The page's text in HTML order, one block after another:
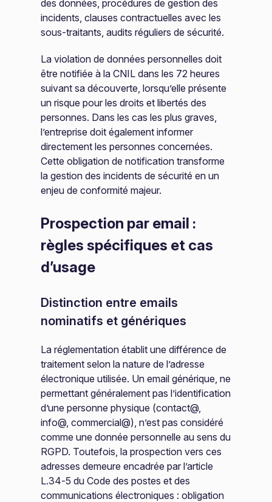
des données, procédures de gestion des
incidents, clauses contractuelles avec les
sous-traitants, audits réguliers de sécurité.
La violation de données personnelles doit
être notifiée à la CNIL dans les 72 heures
suivant sa découverte, lorsqu’elle présente
un risque pour les droits et libertés des
personnes. Dans les cas les plus graves,
l’entreprise doit également informer
directement les personnes concernées.
Cette obligation de notification transforme
la gestion des incidents de sécurité en un
enjeu de conformité majeur.
Prospection par email :
règles spécifiques et cas
d’usage
Distinction entre emails
nominatifs et génériques
La réglementation établit une différence de
traitement selon la nature de l’adresse
électronique utilisée. Un email générique, ne
permettant généralement pas l’identification
d’une personne physique (contact@,
info@, commercial@), n’est pas considéré
comme une donnée personnelle au sens du
RGPD. Toutefois, la prospection vers ces
adresses demeure encadrée par l’article
L.34-5 du Code des postes et des
communications électroniques : obligation